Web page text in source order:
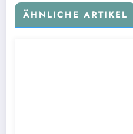
ÄHNLICHE ARTIKEL